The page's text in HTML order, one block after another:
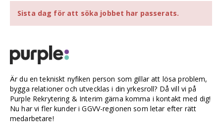
Sista dag för att söka jobbet har passerats.
Är du en tekniskt nyfiken person som gillar att lösa problem,
bygga relationer och utvecklas i din yrkesroll? Då vill vi på
Purple Rekrytering & Interim gärna komma i kontakt med dig!
Nu har vi fler kunder i GGVV-regionen som letar efter rätt
medarbetare!